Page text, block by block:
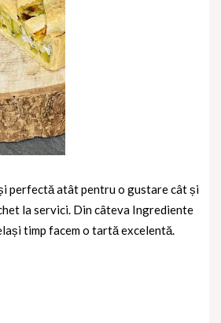
perfectă atât pentru o gustare cât și
la servici. Din câteva Ingrediente
timp facem o tartă excelentă.